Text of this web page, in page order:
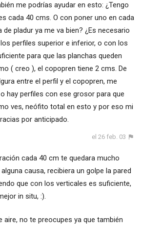
me podrías ayudar en esto: ¿Tengo
cada 40 cms. O con poner uno en cada
pladur ya me va bien? ¿Es necesario
perfiles superior e inferior, o con los
para que las planchas queden
( creo ), el copopren tiene 2 cms. De
entre el perfil y el copopren, me
hay perfiles con ese grosor para que
ves, neófito total en esto y por eso mi
por anticipado.
el 26 feb. 03
cada 40 cm te quedara mucho
causa, recibiera un golpe la pared
que con los verticales es suficiente,
in situ, :).
aire, no te preocupes ya que también